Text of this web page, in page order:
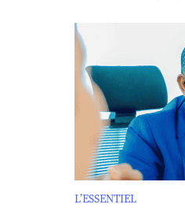
L’ESSENTIEL